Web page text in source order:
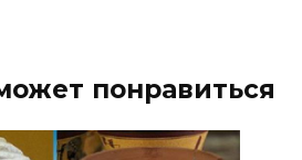
понравиться